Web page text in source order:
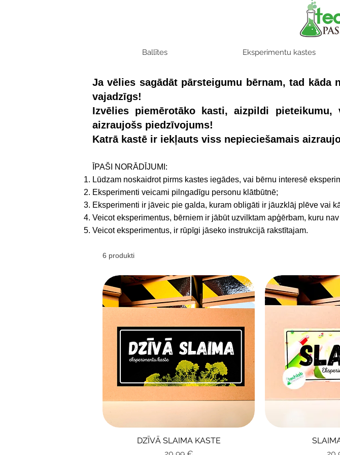
Ballītes Eksperimentu kastes
Ja vēlies sagādāt pārsteigumu bērnam, tad
vajadzīgs!
Izvēlies piemērotāko kasti, aizpildi
aizraujošs piedzīvojums!
Katrā kastē ir iekļauts viss nepieciešamais
ĪPAŠI NORĀDĪJUMI:
Lūdzam noskaidrot pirms kastes iegādes, vai bērnu interesē
Eksperimenti veicami pilngadīgu personu klātbūtnē;
Eksperimenti ir jāveic pie galda, kuram obligāti ir jāuzklāj plēve vai
Veicot eksperimentus, bērniem ir jābūt uzvilktam apģērbam, kuru
Veicot eksperimentus, ir rūpīgi jāseko instrukcijā rakstītajam.
6 produkti
Ātrais skats
DZĪVĀ SLAIMA KASTE